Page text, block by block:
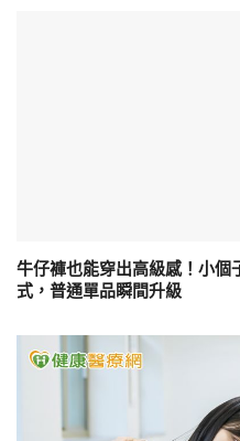
牛仔褲也能穿出高級感！小個
式，普通單品瞬間升級